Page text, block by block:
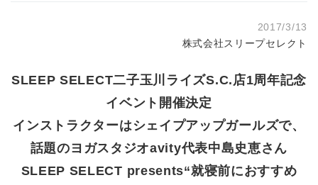
2017/3/13
株式会社スリープセレクト
SLEEP SELECT二子玉川ライズS.C.店1周年記念
イベント開催決定
インストラクターはシェイプアップガールズで、
話題のヨガスタジオavity代表中島史恵さん
SLEEP SELECT presents“就寝前におすすめ